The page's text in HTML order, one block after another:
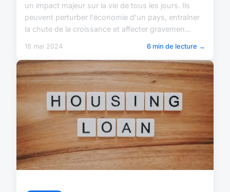
un impact majeur sur la vie de tous les jours. Ils
peuvent perturber l'économie d'un pays, entraîner
la chute de la croissance et affecter gravemen...
18 mai 2024 6 min de lecture →